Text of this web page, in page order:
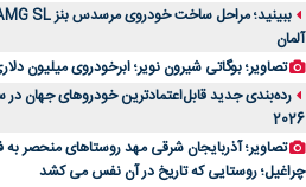
آلمان
تصاویر؛ بوگاتی شیرون نویر؛ ابرخودروی میلیون
رده‌بندی جدید قابل‌اعتمادترین خودروهای جهان در
2026
تصاویر؛ آذربایجان شرقی مهد روستاهای منحصر به
چراغیل؛ روستایی که تاریخ در آن نفس می کشد